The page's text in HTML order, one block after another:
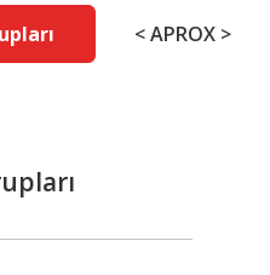
< APROX >